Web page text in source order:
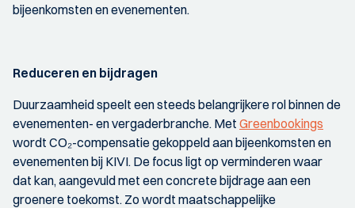
bijeenkomsten en evenementen.
Reduceren en bijdragen
Duurzaamheid speelt een steeds belangrijkere rol binnen de
evenementen- en vergaderbranche. Met Greenbookings
wordt CO₂-compensatie gekoppeld aan bijeenkomsten en
evenementen bij KIVI. De focus ligt op verminderen waar
dat kan, aangevuld met een concrete bijdrage aan een
groenere toekomst. Zo wordt maatschappelijke